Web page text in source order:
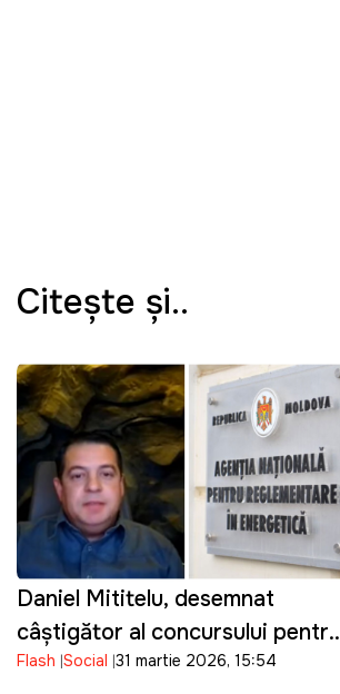
Citeşte şi..
Daniel Mititelu, desemnat
câștigător al concursului pentru
funcția de director al ANRE
Flash Social 31 martie 2026, 15:54